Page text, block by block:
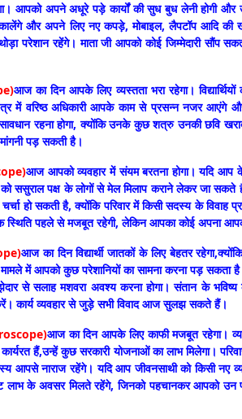
आपको अपने अधूरे पड़े कार्यों की सुध बुध लेनी होगी और
और अपने लिए नए कपड़े, मोबाइल, लैपटॉप आदि की
परेशान रहेंगे। माता जी आपको कोई जिम्मेदारी सौंप
आज का दिन आपके लिए व्यस्तता भरा रहेगा।
में वरिष्ठ अधिकारी आपके काम से प्रसन्न नजर आएंगे
सावधान रहना होगा, क्योंकि उनके कुछ शत्रु उनकी
पड़ सकती है।
आज आपको व्यवहार में संयम बरतना होगा। यदि
ससुराल पक्ष के लोगों से मेल मिलाप कराने लेकर जा सकते
हो सकती है, क्योंकि परिवार में किसी सदस्य के
स्थिति पहले से मजबूत रहेगी, लेकिन आपका कोई अपना
आज का दिन विद्यार्थी जातकों के लिए बेहतर
में आपको कुछ परेशानियों का सामना करना पड़ सकता
से सलाह मशवरा अवश्य करना होगा। संतान के
कार्य व्यवहार से जुड़े सभी विवाद आज सुलझ सकते हैं।
आज का दिन आपके लिए काफी मजबूत रहेगा।
हैं,उन्हें कुछ सरकारी योजनाओं का लाभ मिलेगा।
आपसे नाराज रहेंगे। यदि आप जीवनसाथी को किसी नए
लाभ के अवसर मिलते रहेंगे, जिनको पहचानकर आपको